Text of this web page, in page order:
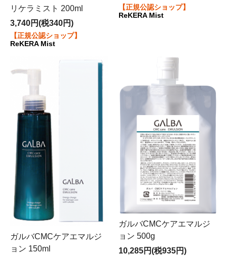
リケラミスト 200ml
3,740円(税340円)
【正規公認ショップ】
ReKERA Mist
【正規公認ショップ】
ReKERA Mist
ガルバCMCケアエマルジ
ョン 150ml
ガルバCMCケアエマルジ
ョン 500g
10,285円(税935円)